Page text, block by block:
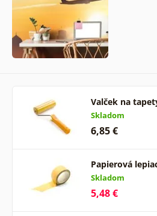
Valček na
Skladom
6,85 €
Papierová
Skladom
5,48 €